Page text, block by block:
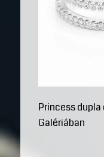
Princess
Galériában